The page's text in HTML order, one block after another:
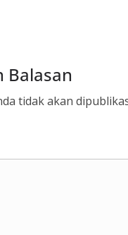
Balasan
tidak akan